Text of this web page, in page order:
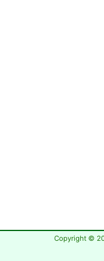
Copyright ©